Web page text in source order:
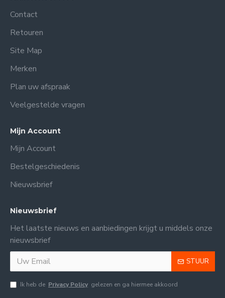
Contact
Retouren
Site Map
Merken
Plan uw afspraak
Veelgestelde vragen
Mijn Account
Mijn Account
Bestelgeschiedenis
Nieuwsbrief
Nieuwsbrief
Het laatste nieuws en aanbiedingen krijgt u middels onze
nieuwsbrief
STUUR
Ik heb de Privacy Policy gelezen en ga hiermee akkoord